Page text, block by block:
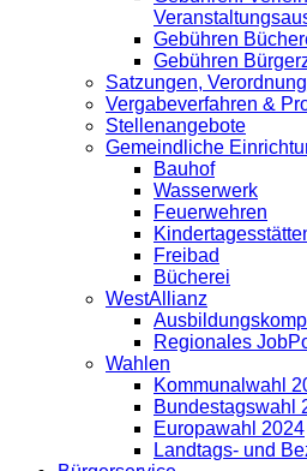
Gebühren
Gebühren
Satzungen,
Vergabeverfahren &
Stellenangebote
Gemeindliche
Bauhof
Wasserwerk
Feuerwehren
Freibad
Bücherei
WestAllianz
Regionales
Wahlen
Kommunalwahl
Bundestagswahl
Europawahl 2024
Landtags- und